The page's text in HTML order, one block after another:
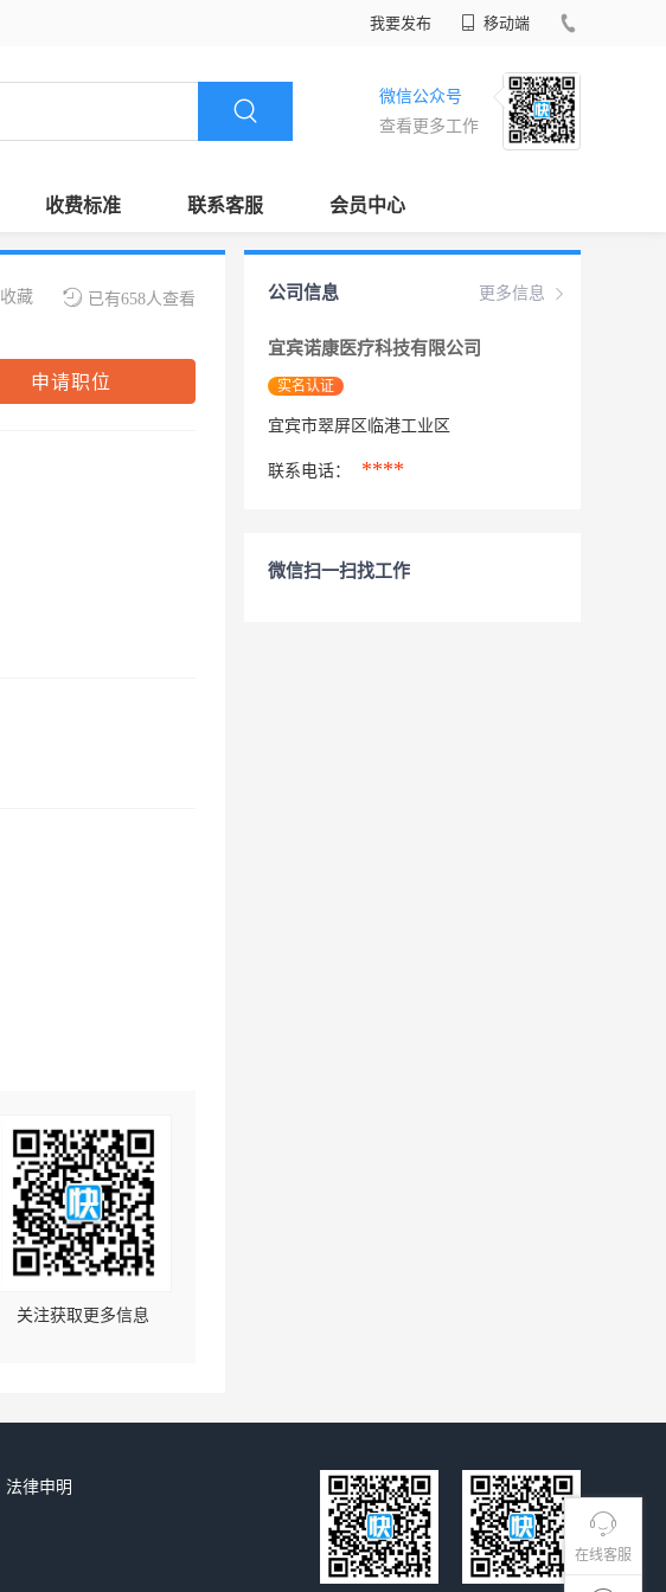
我要发布 移动端
微信公众号
查看更多工作
收费标准 联系客服 会员中心
在线客服
已有658人查看
收藏
申请职位
关注获取更多信息
更多信息
公司信息
宜宾诺康医疗科技有限公司
实名认证
宜宾市翠屏区临港工业区
联系电话： ****
微信扫一扫找工作
法律申明